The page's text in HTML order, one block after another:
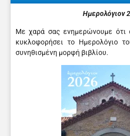
Ημερολόγιον
Με χαρά σας ενημερώνουμε ότι
κυκλοφορήσει το Ημερολόγιο
συνηθισμένη μορφή βιβλίου.